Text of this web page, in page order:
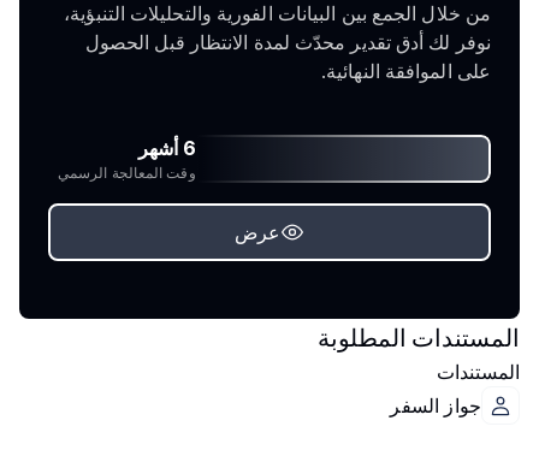
من خلال الجمع بين البيانات الفورية والتحليلات التنبؤية،
نوفر لك أدق تقدير محدّث لمدة الانتظار قبل الحصول
على الموافقة النهائية.
6 أشهر
وقت المعالجة الرسمي
عرض
المستندات المطلوبة
المستندات
جواز السفر